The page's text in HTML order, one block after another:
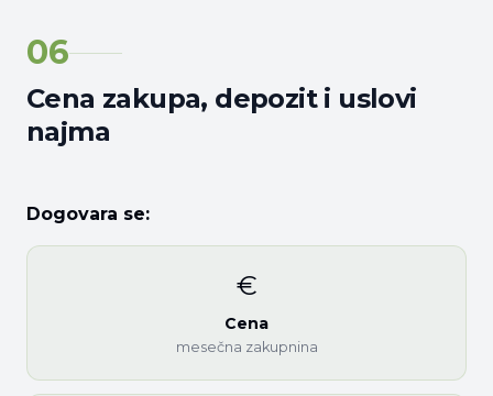
06
Cena zakupa, depozit i uslovi
najma
Dogovara se:
€
Cena
mesečna zakupnina